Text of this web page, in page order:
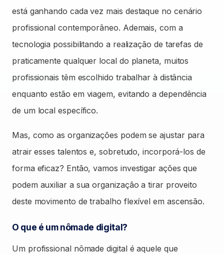
está ganhando cada vez mais destaque no cenário
profissional contemporâneo. Ademais, com a
tecnologia possibilitando a realização de tarefas de
praticamente qualquer local do planeta, muitos
profissionais têm escolhido trabalhar à distância
enquanto estão em viagem, evitando a dependência
de um local específico.
Mas, como as organizações podem se ajustar para
atrair esses talentos e, sobretudo, incorporá-los de
forma eficaz? Então, vamos investigar ações que
podem auxiliar a sua organização a tirar proveito
deste movimento de trabalho flexível em ascensão.
O que é um nômade digital?
Um profissional nômade digital é aquele que